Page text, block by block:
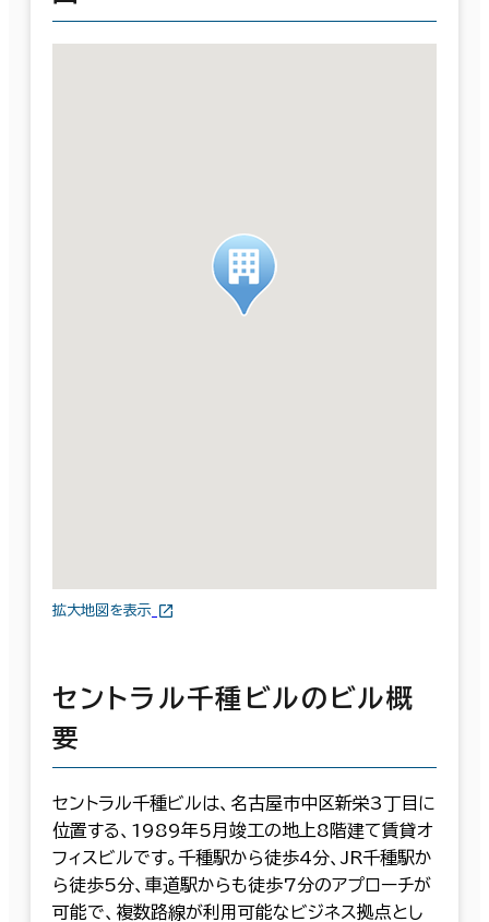
拡大地図を表示
セントラル千種ビルのビル概
要
セントラル千種ビルは、名古屋市中区新栄3丁目に
位置する、1989年5月竣工の地上8階建て賃貸オ
フィスビルです。千種駅から徒歩4分、JR千種駅か
ら徒歩5分、車道駅からも徒歩7分のアプローチが
可能で、複数路線が利用可能なビジネス拠点とし